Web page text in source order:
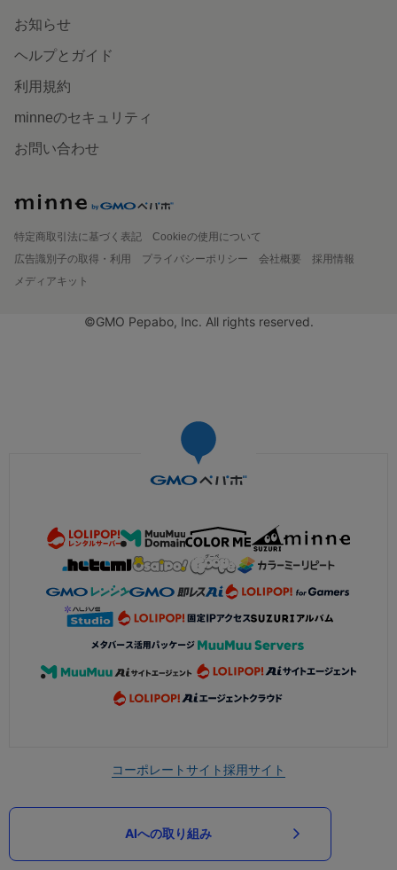
お知らせ
ヘルプとガイド
利用規約
minneのセキュリティ
お問い合わせ
特定商取引法に基づく表記
Cookieの使用について
広告識別子の取得・利用
プライバシーポリシー 会社概要
採用情報
メディアキット
©GMO Pepabo, Inc. All rights reserved.
コーポレートサイト採用サイト
AIへの取り組み